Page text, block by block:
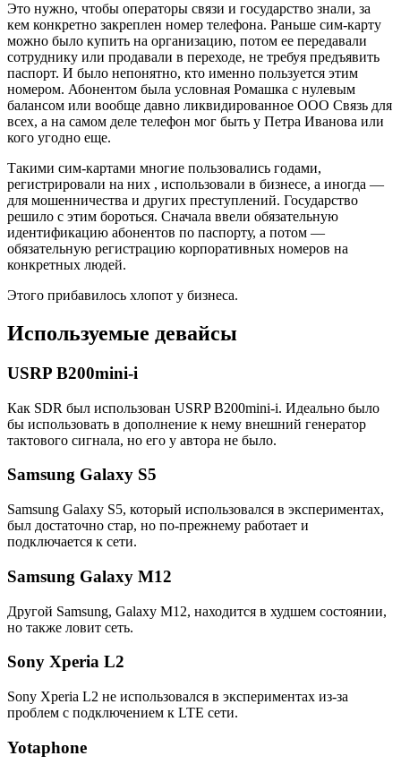
Это нужно, чтобы операторы связи и государство знали, за
кем конкретно закреплен номер телефона. Раньше сим-карту
можно было купить на организацию, потом ее передавали
сотруднику или продавали в переходе, не требуя предъявить
паспорт. И было непонятно, кто именно пользуется этим
номером. Абонентом была условная Ромашка с нулевым
балансом или вообще давно ликвидированное ООО Связь для
всех, а на самом деле телефон мог быть у Петра Иванова или
кого угодно еще.
Такими сим-картами многие пользовались годами,
регистрировали на них , использовали в бизнесе, а иногда —
для мошенничества и других преступлений. Государство
решило с этим бороться. Сначала ввели обязательную
идентификацию абонентов по паспорту, а потом —
обязательную регистрацию корпоративных номеров на
конкретных людей.
Этого прибавилось хлопот у бизнеса.
Используемые девайсы
USRP B200mini-i
Как SDR был использован USRP B200mini-i. Идеально было
бы использовать в дополнение к нему внешний генератор
тактового сигнала, но его у автора не было.
Samsung Galaxy S5
Samsung Galaxy S5, который использовался в экспериментах,
был достаточно стар, но по-прежнему работает и
подключается к сети.
Samsung Galaxy M12
Другой Samsung, Galaxy M12, находится в худшем состоянии,
но также ловит сеть.
Sony Xperia L2
Sony Xperia L2 не использовался в экспериментах из-за
проблем с подключением к LTE сети.
Yotaphone